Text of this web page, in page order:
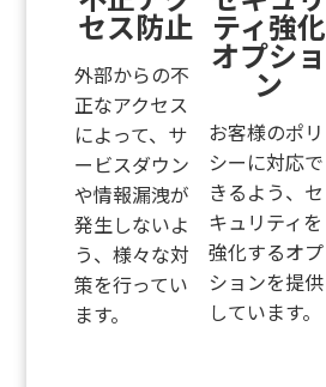
セス防止
外部からの不
正なアクセス
によって、サ
ービスダウン
や情報漏洩が
発生しないよ
う、様々な対
策を行ってい
ます。
ティ強化
オプショ
ン
お客様のポリ
シーに対応で
きるよう、セ
キュリティを
強化するオプ
ションを提供
しています。